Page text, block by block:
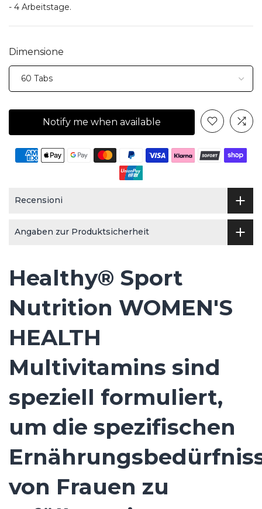
- 4 Arbeitstage.
Dimensione
Notify me when available
Recensioni
Angaben zur Produktsicherheit
Healthy® Sport
Nutrition WOMEN'S
HEALTH
Multivitamins sind
speziell formuliert,
um die spezifischen
von Frauen zu